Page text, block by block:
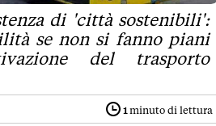
di 'città sostenibili':
se non si fanno piani
del trasporto
1 minuto di lettura